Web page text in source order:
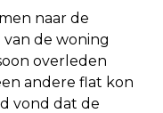
naar de
de woning
overleden
andere flat kon
vond dat de